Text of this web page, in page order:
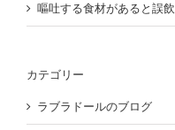
嘔吐する食材があると誤
カテゴリー
ラブラドールのブログ